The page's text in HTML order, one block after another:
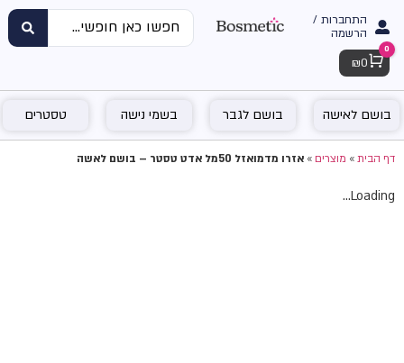
התחברות /
הרשמה
Cart
0
₪ 0
בושם לאישה בושם לגבר בשמי נישה טסטרים
דף הבית»מוצרים»אזרו מדמואזל 50מל אדט טסטר – בושם לאשה
Loading...